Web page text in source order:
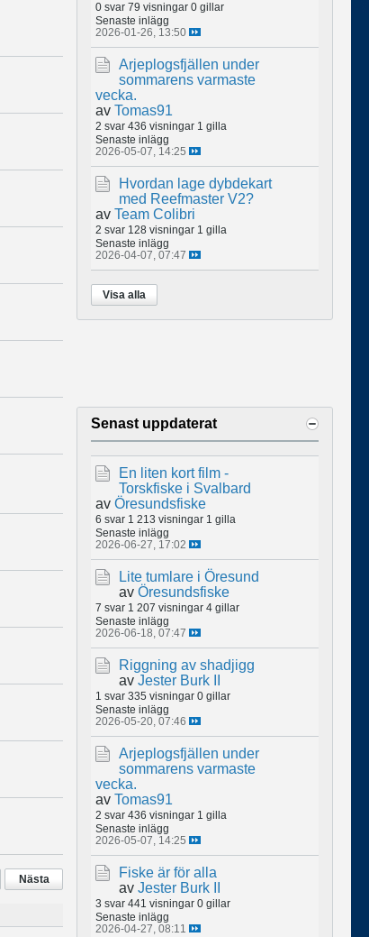
Nästa
0 svar 79 visningar 0 gillar
Senaste inlägg
2026-01-26, 13:50
Arjeplogsfjällen under
sommarens varmaste
vecka.
av Tomas91
2 svar 436 visningar 1 gilla
Senaste inlägg
2026-05-07, 14:25
Hvordan lage dybdekart
med Reefmaster V2?
av Team Colibri
2 svar 128 visningar 1 gilla
Senaste inlägg
2026-04-07, 07:47
Visa alla
Senast uppdaterat
En liten kort film -
Torskfiske i Svalbard
av Öresundsfiske
6 svar 1 213 visningar 1 gilla
Senaste inlägg
2026-06-27, 17:02
Lite tumlare i Öresund
av Öresundsfiske
7 svar 1 207 visningar 4 gillar
Senaste inlägg
2026-06-18, 07:47
Riggning av shadjigg
av Jester Burk II
1 svar 335 visningar 0 gillar
Senaste inlägg
2026-05-20, 07:46
Arjeplogsfjällen under
sommarens varmaste
vecka.
av Tomas91
2 svar 436 visningar 1 gilla
Senaste inlägg
2026-05-07, 14:25
Fiske är för alla
av Jester Burk II
3 svar 441 visningar 0 gillar
Senaste inlägg
2026-04-27, 08:11